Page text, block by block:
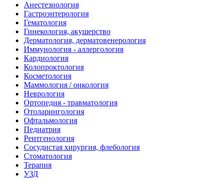
Анестезиология
Гастроэнтерология
Гематология
Гинекология, акушерство
Дерматология, дерматовенерология
Иммунология - аллергология
Кардиология
Колопроктология
Косметология
Маммология / онкология
Неврология
Ортопедия - травматология
Отоларингология
Офтальмология
Педиатрия
Рентгенология
Сосудистая хирургия, флебология
Стоматология
Терапия
УЗД